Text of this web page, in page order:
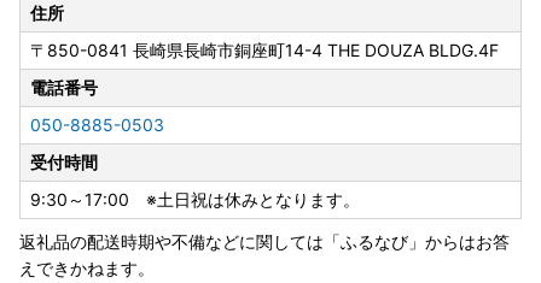
ださい。
-------------------------------------------------------
長崎県五島市 ふるさと納税窓口
TEL：050-8885-0503
メール：goto@steamship.co.jp
受付時間：9:30～17:00
(土曜日・日曜日・祝日及び年末年始を除く)
-------------------------------------------------------
住所
〒850-0841 長崎県長崎市銅座町14-4 THE DOUZA BLDG.4F
電話番号
050-8885-0503
受付時間
9:30～17:00 ※土日祝は休みとなります。
返礼品の配送時期や不備などに関しては「ふるなび」からはお答
えできかねます。